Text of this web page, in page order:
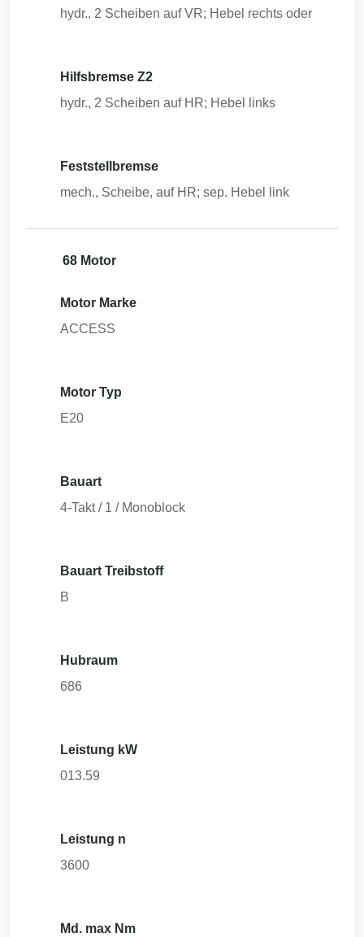
hydr., 2 Scheiben auf VR; Hebel rechts oder
Hilfsbremse Z2
hydr., 2 Scheiben auf HR; Hebel links
Feststellbremse
mech., Scheibe, auf HR; sep. Hebel link
68 Motor
Motor Marke
ACCESS
Motor Typ
E20
Bauart
4-Takt / 1 / Monoblock
Bauart Treibstoff
B
Hubraum
686
Leistung kW
013.59
Leistung n
3600
Md. max Nm